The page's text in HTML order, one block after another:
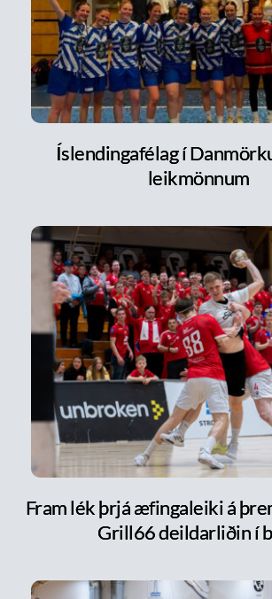
Íslendingafélag í
leikmönnum
Fram lék þrjá æfingaleiki á
Grill66 deildarliðin í